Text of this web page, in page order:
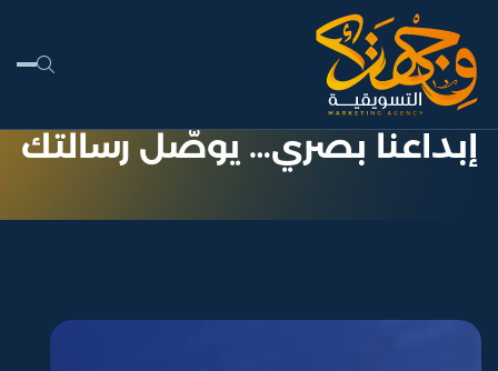
إبداعنا بصري… يوصّل رسالتك